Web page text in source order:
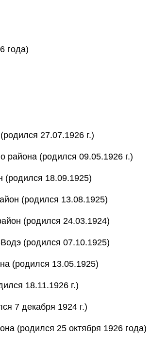
года)
27.07.1926 г.)
(родился 09.05.1926 г.)
18.09.1925)
(родился 13.08.1925)
(родился 24.03.1924)
(родился 07.10.1925)
(родился 13.05.1925)
18.11.1926 г.)
7 декабря 1924 г.)
(родился 25 октября 1926 года)